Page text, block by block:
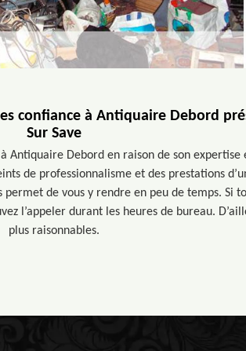
confiance à Antiquaire Debord
Sur Save
Antiquaire Debord en raison de son
de professionnalisme et des prestations
de vous y rendre en peu de temps. Si
l’appeler durant les heures de bureau.
plus raisonnables.